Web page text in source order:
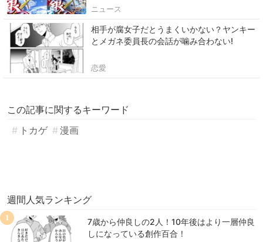
ニュース
相手が腐女子だとうまくいかない？ヤンキー
とメガネ委員長の会話が噛み合わない!
恋愛
この記事に関するキーワード
トカゲ
漫画
週間人気ランキング
7歳から仲良しの2人！10年後はより一層仲良
しになっている創作百合！
1